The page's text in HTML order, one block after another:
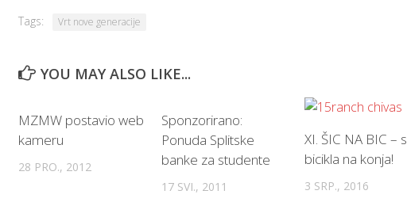
Tags: Vrt nove generacije
YOU MAY ALSO LIKE...
MZMW postavio web
kameru
28 PRO., 2012
Sponzorirano:
Ponuda Splitske
banke za studente
17 SVI., 2011
XI. ŠIC NA BIC – s
bicikla na konja!
3 SRP., 2016